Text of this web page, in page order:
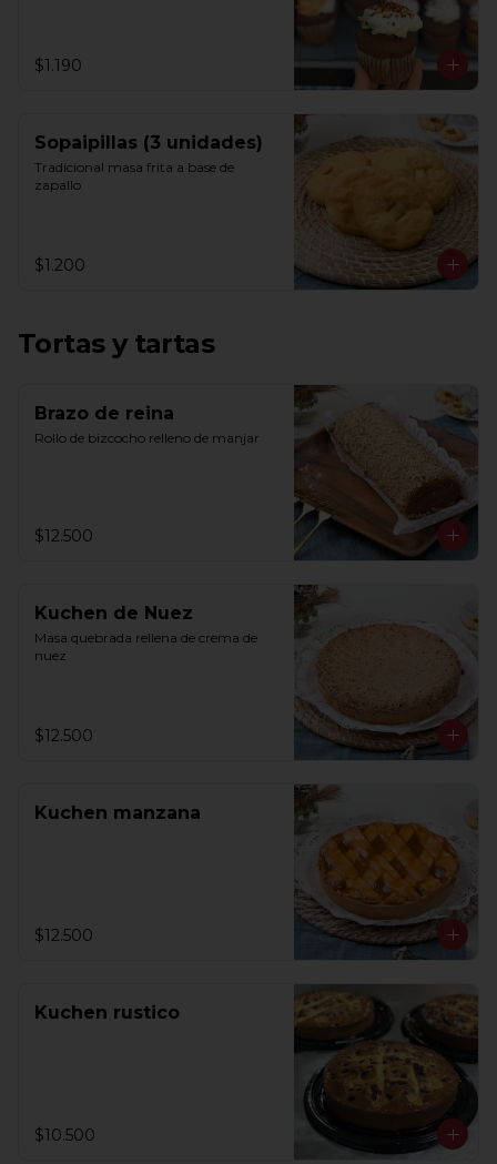
$1.190
Sopaipillas (3 unidades)
Tradicional masa frita a base de
zapallo
$1.200
Tortas y tartas
Brazo de reina
Rollo de bizcocho relleno de manjar
$12.500
Kuchen de Nuez
Masa quebrada rellena de crema de
nuez
$12.500
Kuchen manzana
$12.500
Kuchen rustico
$10.500